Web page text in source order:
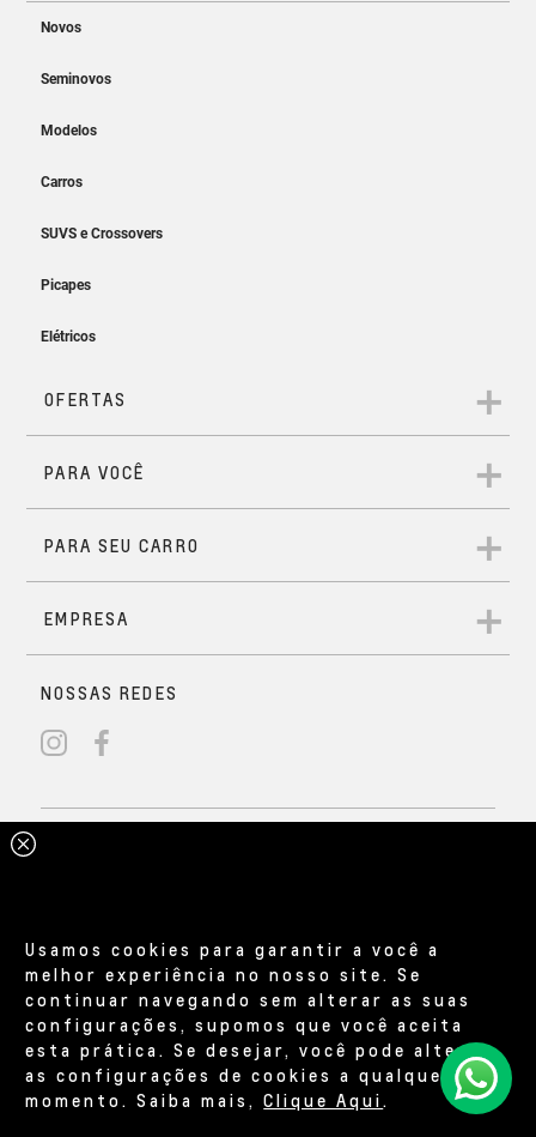
Usamos cookies para garantir a você a
melhor experiência no nosso site. Se
continuar navegando sem alterar as suas
configurações, supomos que você aceita
esta prática. Se desejar, você pode alterar
as configurações de cookies a qualquer
momento. Saiba mais,Clique Aqui.